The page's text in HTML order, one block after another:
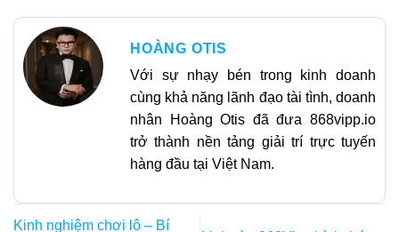
HOÀNG OTIS
Với sự nhạy bén trong kinh doanh
cùng khả năng lãnh đạo tài tình, doanh
nhân Hoàng Otis đã đưa 868vipp.io
trở thành nền tảng giải trí trực tuyến
hàng đầu tại Việt Nam.
Kinh nghiệm chơi lô – Bí